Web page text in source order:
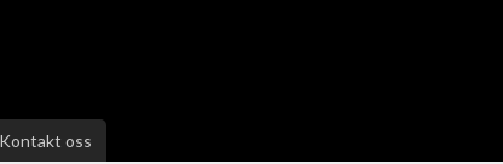
Kontakt oss